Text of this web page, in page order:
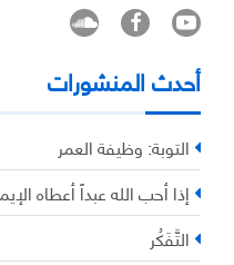
أحدث المنشورات
التوبة: وظيفة العمر
إذا أحب الله عبداً أعطاه
التَّفَكُر